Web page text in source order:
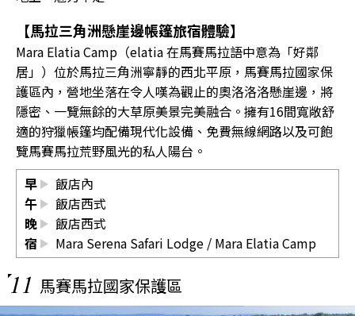
【馬拉三角洲懸崖邊帳篷旅宿體驗】
Mara Elatia Camp（elatia 在馬賽馬拉語中意為「好鄰
居」）位於馬拉三角洲寧靜的西北平原，馬賽馬拉國家保
護區內，營地坐落在令人嘆為觀止的奧洛洛洛懸崖邊，將
隱密、一覽無餘的大草原美景完美融合。擁有16間寬敞舒
適的狩獵帳篷均配備現代化設備、免費無線網路以及可飽
覽馬賽馬拉荒野風光的私人陽台。
早
飯店內
午
飯店西式
晚
飯店西式
宿
Mara Serena Safari Lodge / Mara Elatia Camp
11 馬賽馬拉國家保護區